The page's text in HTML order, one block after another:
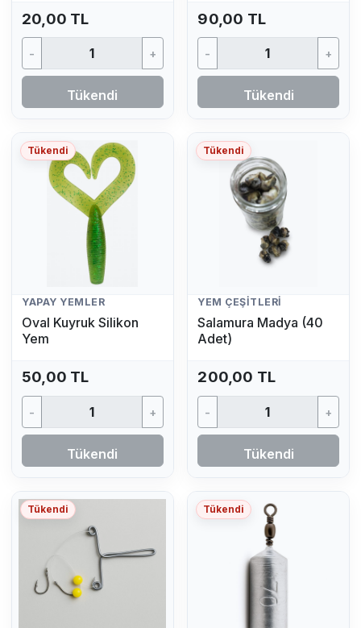
20,00 TL
- +
Tükendi
90,00 TL
- +
Tükendi
Tükendi
YAPAY YEMLER
Oval Kuyruk Silikon
Yem
50,00 TL
- +
Tükendi
Tükendi
YEM ÇEŞITLERI
Salamura Madya (40
Adet)
200,00 TL
- +
Tükendi
Tükendi Tükendi